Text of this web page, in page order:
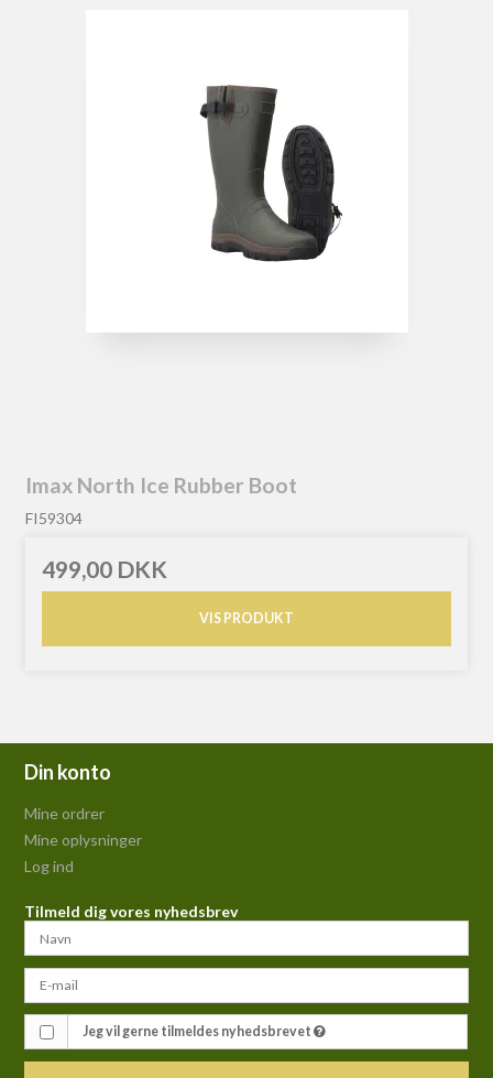
Imax North Ice Rubber Boot
FI59304
499,00 DKK
VIS PRODUKT
Din konto
Mine ordrer
Mine oplysninger
Log ind
Tilmeld dig vores nyhedsbrev
Jeg vil gerne tilmeldes nyhedsbrevet